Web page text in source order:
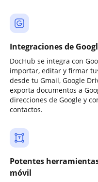
Integraciones de
DocHub se integra con
importar, editar y firmar
desde tu Gmail, Google
exporta documentos a
direcciones de Google y
contactos.
Potentes
móvil